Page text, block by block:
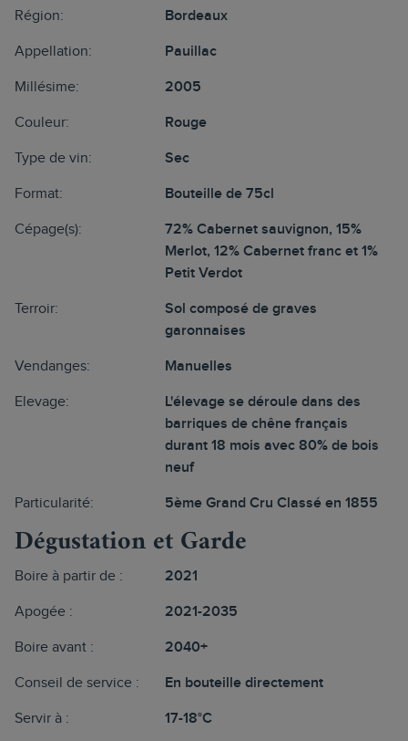
Région: Bordeaux
Appellation: Pauillac
Millésime: 2005
Couleur: Rouge
Type de vin: Sec
Format: Bouteille de 75cl
Cépage(s):
72% Cabernet sauvignon, 15%
Merlot, 12% Cabernet franc et 1%
Petit Verdot
Terroir:
Sol composé de graves
garonnaises
Vendanges: Manuelles
Elevage:
L'élevage se déroule dans des
barriques de chêne français
durant 18 mois avec 80% de bois
neuf
Particularité: 5ème Grand Cru Classé en 1855
Dégustation et Garde
Boire à partir de : 2021
Apogée : 2021-2035
Boire avant : 2040+
Conseil de service : En bouteille directement
Servir à : 17-18°C